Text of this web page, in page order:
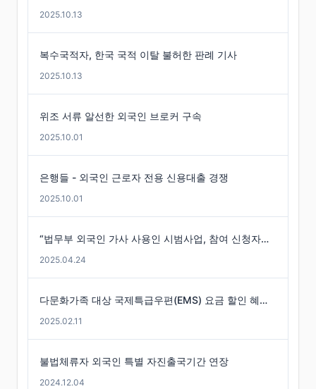
2025.10.13
복수국적자, 한국 국적 이탈 불허한 판례 기사
2025.10.13
위조 서류 알선한 외국인 브로커 구속
2025.10.01
은행들 - 외국인 근로자 전용 신용대출 경쟁
2025.10.01
“법무부 외국인 가사 사용인 시범사업, 참여 신청자는 미미”
2025.04.24
다문화가족 대상 국제특급우편(EMS) 요금 할인 혜택 -경기도
2025.02.11
불법체류자 외국인 특별 자진출국기간 연장
2024.12.04